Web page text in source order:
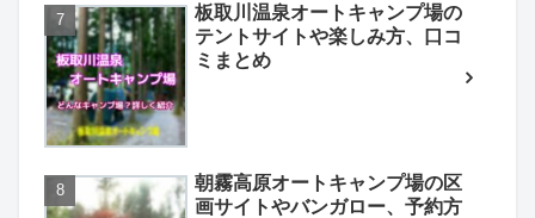
板取川温泉オートキャンプ場の
テントサイトや楽しみ方、口コ
ミまとめ
朝霧高原オートキャンプ場の区
画サイトやバンガロー、予約方